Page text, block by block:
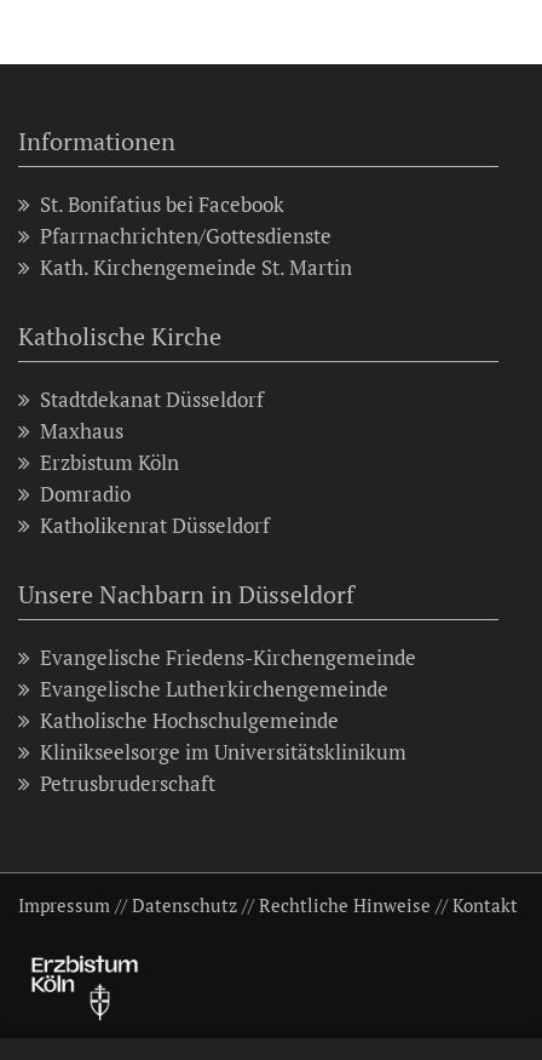
Informationen
St. Bonifatius bei Facebook
Pfarrnachrichten/Gottesdienste
Kath. Kirchengemeinde St. Martin
Katholische Kirche
Stadtdekanat Düsseldorf
Maxhaus
Erzbistum Köln
Domradio
Katholikenrat Düsseldorf
Unsere Nachbarn in Düsseldorf
Evangelische Friedens-Kirchengemeinde
Evangelische Lutherkirchengemeinde
Katholische Hochschulgemeinde
Klinikseelsorge im Universitätsklinikum
Petrusbruderschaft
Impressum //Datenschutz //Rechtliche Hinweise //Kontakt